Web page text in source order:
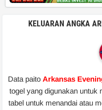
KELUARAN ANGKA
Data paito Arkansas
togel yang digunakan untuk
tabel untuk menandai atau